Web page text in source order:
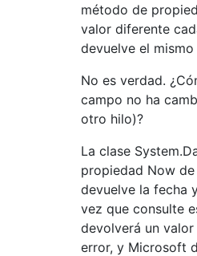
método de
valor diferente
devuelve el
No es verdad.
campo no ha
otro hilo)?
La clase
propiedad Now
devuelve la fecha
vez que consulte
devolverá un
error, y Microsoft